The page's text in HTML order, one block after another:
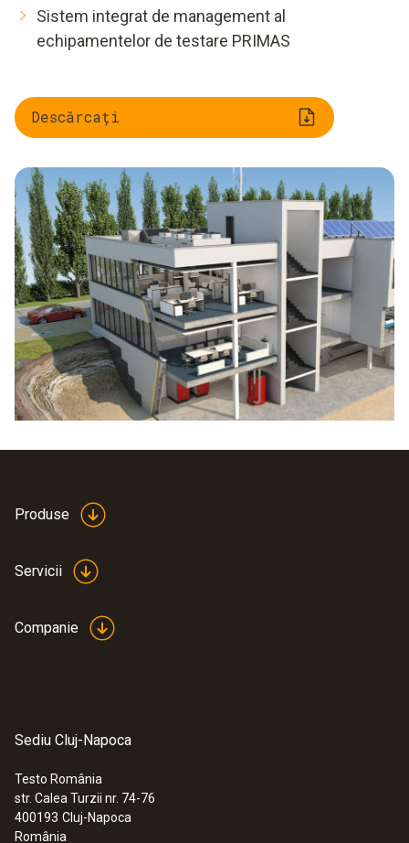
Sistem integrat de management al
echipamentelor de testare PRIMAS
Descărcați
Produse
Servicii
Companie
Sediu Cluj-Napoca
Testo România
str. Calea Turzii nr. 74-76
400193 Cluj-Napoca
România